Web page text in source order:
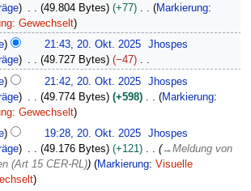
49.804 Bytes
+77
Markierung:
Gewechselt
21:43, 20. Okt. 2025
Jhospes
49.727 Bytes
−47
21:42, 20. Okt. 2025
Jhospes
49.774 Bytes
+598
Markierung:
Gewechselt
19:28, 20. Okt. 2025
Jhospes
49.176 Bytes +121 →Meldung von
(Art 15 CER-RL)
Markierung: Visuelle